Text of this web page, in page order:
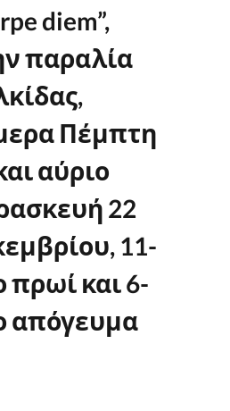
diem”,
παραλία
Πέμπτη
αύριο
22
11-
πρωί και 6-
απόγευμα